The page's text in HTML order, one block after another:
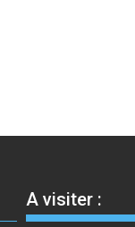
A visiter :